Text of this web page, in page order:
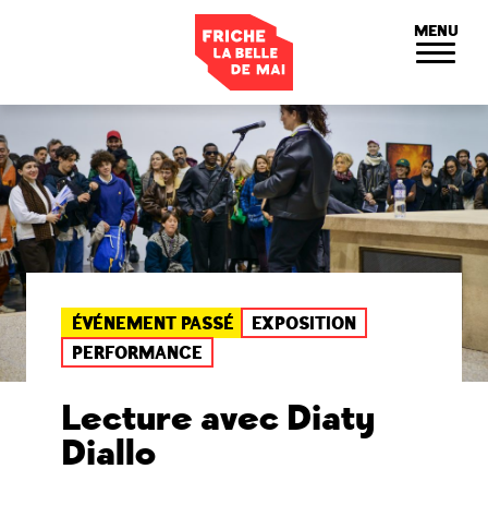
MENU
ÉVÉNEMENT PASSÉ
EXPOSITION
PERFORMANCE
Lecture avec Diaty
Diallo
Panneau de gestion des cookies